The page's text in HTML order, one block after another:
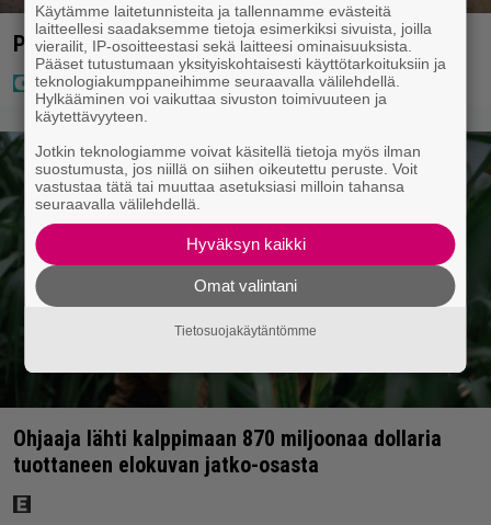
Poliisi teki surullisen löydön Lohjalla
Ohjaaja lähti kalppimaan 870 miljoonaa dollaria
tuottaneen elokuvan jatko-osasta
Käytämme laitetunnisteita ja tallennamme evästeitä
laitteellesi saadaksemme tietoja esimerkiksi sivuista, joilla
vierailit, IP-osoitteestasi sekä laitteesi ominaisuuksista.
Pääset tutustumaan yksityiskohtaisesti käyttötarkoituksiin ja
teknologiakumppaneihimme seuraavalla välilehdellä.
Hylkääminen voi vaikuttaa sivuston toimivuuteen ja
käytettävyyteen.
Jotkin teknologiamme voivat käsitellä tietoja myös ilman
suostumusta, jos niillä on siihen oikeutettu peruste. Voit
vastustaa tätä tai muuttaa asetuksiasi milloin tahansa
seuraavalla välilehdellä.
Hyväksyn kaikki
Omat valintani
Tietosuojakäytäntömme